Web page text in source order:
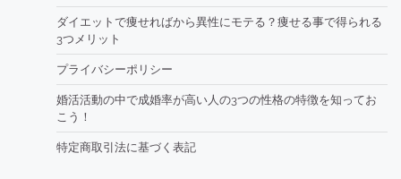
ダイエットで痩せればから異性にモテる？痩せる事で得られる
3つメリット
プライバシーポリシー
婚活活動の中で成婚率が高い人の3つの性格の特徴を知ってお
こう！
特定商取引法に基づく表記